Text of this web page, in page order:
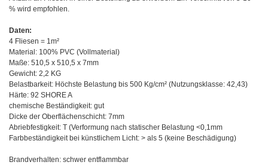
% wird empfohlen.
Daten:
4 Fliesen = 1m²
Material: 100% PVC (Vollmaterial)
Maße: 510,5 x 510,5 x 7mm
Gewicht: 2,2 KG
Belastbarkeit: Höchste Belastung bis 500 Kg/cm² (Nutzungsklasse: 42,43)
Härte: 92 SHORE A
chemische Beständigkeit: gut
Dicke der Oberflächenschicht: 7mm
Abriebfestigkeit: T (Verformung nach statischer Belastung <0,1mm
Farbbeständigkeit bei künstlichem Licht: > als 5 (keine Beschädigung)
Brandverhalten: schwer entflammbar